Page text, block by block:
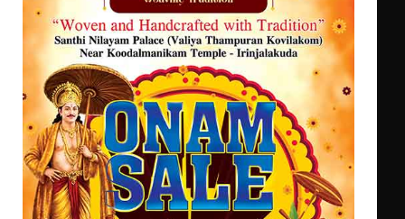
കുറിച്ചു
എ.കെ.സി.സി.യുടെ സൗജന്യ
ആയുർവേദ മെഡിക്കൽ ക്യാമ്പ്
ഇരിങ്ങാലക്കുട – ഗുരുവായൂർ –
താനൂർ റെയിൽപാത
യാഥാർത്ഥ്യമാകുന്നു